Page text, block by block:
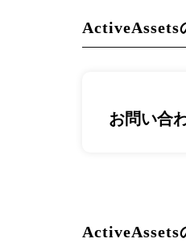
ActiveAssets
お問い合
ActiveAssets